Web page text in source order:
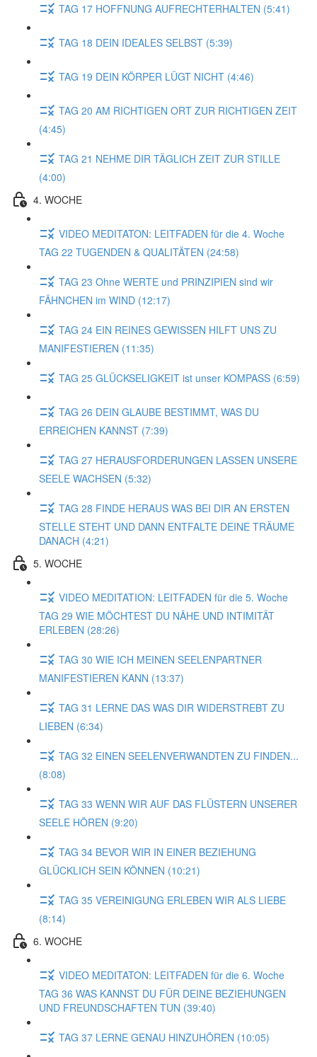
TAG 17 HOFFNUNG AUFRECHTERHALTEN (5:41)
TAG 18 DEIN IDEALES SELBST (5:39)
TAG 19 DEIN KÖRPER LÜGT NICHT (4:46)
TAG 20 AM RICHTIGEN ORT ZUR RICHTIGEN ZEIT
(4:45)
TAG 21 NEHME DIR TÄGLICH ZEIT ZUR STILLE
(4:00)
4. WOCHE
VIDEO MEDITATON: LEITFADEN für die 4. Woche
TAG 22 TUGENDEN & QUALITÄTEN (24:58)
TAG 23 Ohne WERTE und PRINZIPIEN sind wir
FÄHNCHEN im WIND (12:17)
TAG 24 EIN REINES GEWISSEN HILFT UNS ZU
MANIFESTIEREN (11:35)
TAG 25 GLÜCKSELIGKEIT ist unser KOMPASS (6:59)
TAG 26 DEIN GLAUBE BESTIMMT, WAS DU
ERREICHEN KANNST (7:39)
TAG 27 HERAUSFORDERUNGEN LASSEN UNSERE
SEELE WACHSEN (5:32)
TAG 28 FINDE HERAUS WAS BEI DIR AN ERSTEN
STELLE STEHT UND DANN ENTFALTE DEINE TRÄUME
DANACH (4:21)
5. WOCHE
VIDEO MEDITATION: LEITFADEN für die 5. Woche
TAG 29 WIE MÖCHTEST DU NÄHE UND INTIMITÄT
ERLEBEN (28:26)
TAG 30 WIE ICH MEINEN SEELENPARTNER
MANIFESTIEREN KANN (13:37)
TAG 31 LERNE DAS WAS DIR WIDERSTREBT ZU
LIEBEN (6:34)
TAG 32 EINEN SEELENVERWANDTEN ZU FINDEN...
(8:08)
TAG 33 WENN WIR AUF DAS FLÜSTERN UNSERER
SEELE HÖREN (9:20)
TAG 34 BEVOR WIR IN EINER BEZIEHUNG
GLÜCKLICH SEIN KÖNNEN (10:21)
TAG 35 VEREINIGUNG ERLEBEN WIR ALS LIEBE
(8:14)
6. WOCHE
VIDEO MEDITATON: LEITFADEN für die 6. Woche
TAG 36 WAS KANNST DU FÜR DEINE BEZIEHUNGEN
UND FREUNDSCHAFTEN TUN (39:40)
TAG 37 LERNE GENAU HINZUHÖREN (10:05)